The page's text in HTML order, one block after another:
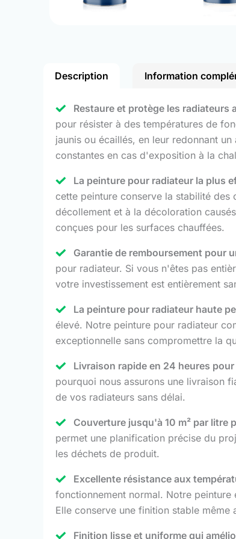
Description Information
Restaure et protège les
pour résister à des températures de
jaunis ou écaillés, en leur redonnant
constantes en cas d'exposition à la
La peinture pour radiateur la plus
cette peinture conserve la stabilité
décollement et à la décoloration
conçues pour les surfaces chauffées.
Garantie de remboursement pour
pour radiateur. Si vous n'êtes pas
votre investissement est entièrement
La peinture pour radiateur haute
élevé. Notre peinture pour radiateur
exceptionnelle sans compromettre la
Livraison rapide en 24 heures
pourquoi nous assurons une livraison
de vos radiateurs sans délai.
Couverture jusqu'à 10 m² par litre
permet une planification précise du
les déchets de produit.
Excellente résistance aux
fonctionnement normal. Notre
Elle conserve une finition stable
Finition lisse et uniforme qui